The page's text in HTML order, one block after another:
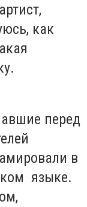
как
перед
в
языке.